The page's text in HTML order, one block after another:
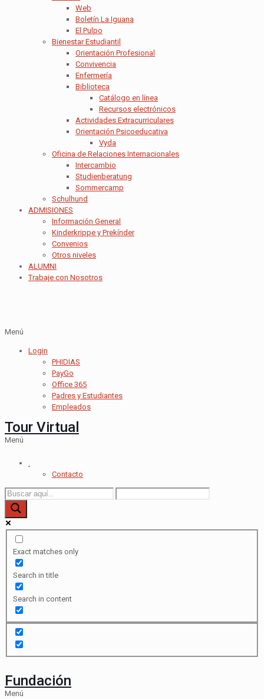
Web
Boletín La Iguana
El Pulpo
Bienestar Estudiantil
Orientación Profesional
Convivencia
Enfermería
Biblioteca
Catálogo en línea
Recursos electrónicos
Actividades Extracurriculares
Orientación Psicoeducativa
Vyda
Oficina de Relaciones Internacionales
Intercambio
Studienberatung
Sommercamp
Schulhund
ADMISIONES
Información General
Kinderkrippe y Prekínder
Convenios
Otros niveles
ALUMNI
Trabaje con Nosotros
Menú
Login
PHIDIAS
PayGo
Office 365
Padres y Estudiantes
Empleados
Tour Virtual
Menú
.
Contacto
Exact matches only
Search in title
Search in content
Fundación
Menú